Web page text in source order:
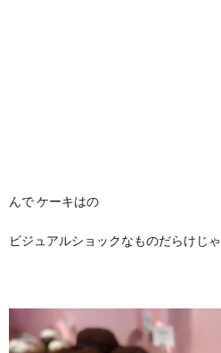
んで ケーキはの
ビジュアルショックなものだらけじゃ